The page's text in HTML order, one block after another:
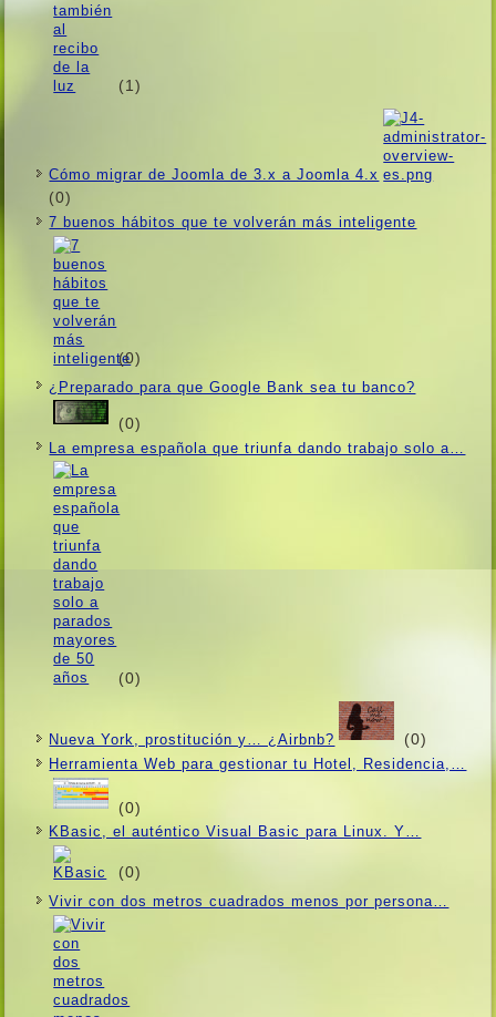
(1)
Cómo migrar de Joomla de 3.x a Joomla 4.x
(0)
7 buenos hábitos que te volverán más inteligente
(0)
¿Preparado para que Google Bank sea tu banco?
(0)
La empresa española que triunfa dando trabajo solo a…
(0)
Nueva York, prostitución y… ¿Airbnb? (0)
Herramienta Web para gestionar tu Hotel, Residencia,…
(0)
KBasic, el auténtico Visual Basic para Linux. Y…
(0)
Vivir con dos metros cuadrados menos por persona…